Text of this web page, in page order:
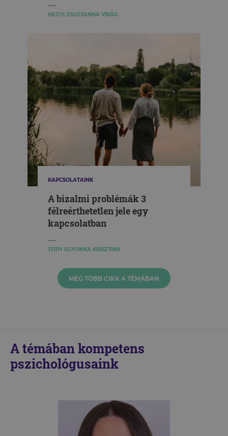
HEGYI ZSUZSANNA VIRÁG
KAPCSOLATAINK
A bizalmi problémák 3
félreérthetetlen jele egy
kapcsolatban
TÓTH UGYONKA KRISZTINA
MÉG TÖBB CIKK A TÉMÁBAN
A témában kompetens
pszichológusaink